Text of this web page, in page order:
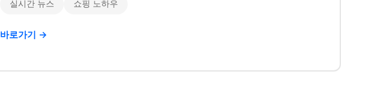
실시간 뉴스 쇼핑 노하우
바로가기 →